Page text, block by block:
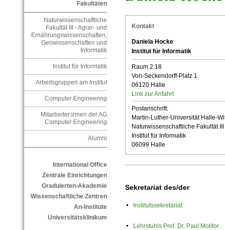
Fakultäten
Naturwissenschaftliche
Fakultät III - Agrar- und
Ernährungswissenschaften,
Geowissenschaften und
Informatik
Institut für Informatik
Arbeitsgruppen am Institut
Computer Engineering
Mitarbeiter:innen der AG
Computer Engineering
Alumni
International Office
Zentrale Einrichtungen
Graduierten-Akademie
Wissenschaftliche Zentren
An-Institute
Universitätsklinikum
Kontakt
Daniela Hocke
Institut für Informatik
Raum 2.18
Von-Seckendorff-Platz 1
06120 Halle
Link zur Anfahrt
Postanschrift:
Martin-Luther-Universität Halle-
Naturwissenschaftliche Fakultät III
Institut für Informatik
06099 Halle
Sekretariat des/der
Institutssekretariat
Lehrstuhls Prof. Dr. Paul Molitor